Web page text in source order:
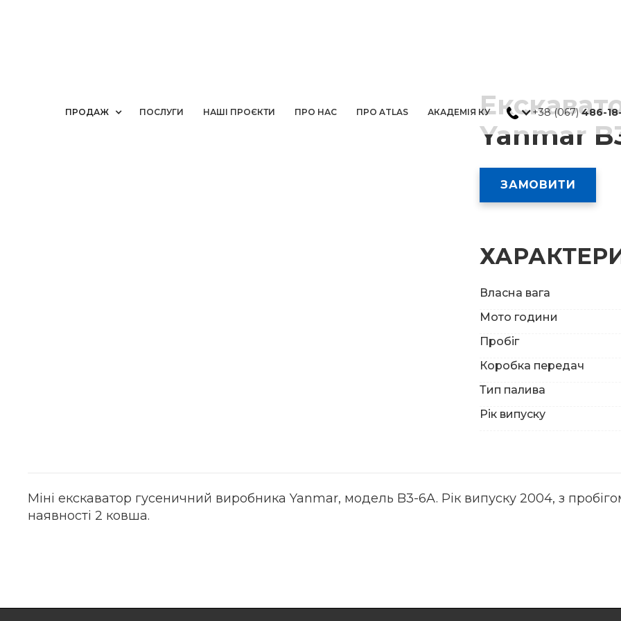
ПРОДАЖ ПОСЛУГИ НАШІ ПРОЄКТИ ПРО НАС ПРО ATLAS АКАДЕМІЯ КУ +38 (067)486-
Yanmar
ЗАМОВИТИ
Власна вага
Мото години
Пробіг
Коробка передач
Тип палива
Рік випуску
Міні екскаватор гусеничний виробника Yanmar, модель B3-6A. Рік випуску 2004, з
наявності 2 ковша.